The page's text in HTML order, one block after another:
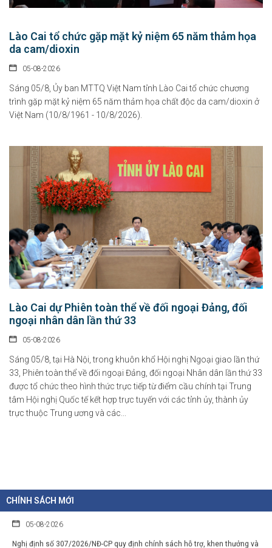
Lào Cai tổ chức gặp mặt kỷ niệm 65 năm thảm họa
da cam/dioxin
05-08-2026
Sáng 05/8, Ủy ban MTTQ Việt Nam tỉnh Lào Cai tổ chức chương
trình gặp mặt kỷ niệm 65 năm thảm họa chất độc da cam/dioxin ở
Việt Nam (10/8/1961 - 10/8/2026).
Lào Cai dự Phiên toàn thể về đối ngoại Đảng, đối
ngoại nhân dân lần thứ 33
05-08-2026
Sáng 05/8, tại Hà Nội, trong khuôn khổ Hội nghị Ngoại giao lần thứ
33, Phiên toàn thể về đối ngoại Đảng, đối ngoại Nhân dân lần thứ 33
được tổ chức theo hình thức trực tiếp từ điểm cầu chính tại Trung
tâm Hội nghị Quốc tế kết hợp trực tuyến với các tỉnh ủy, thành ủy
trực thuộc Trung ương và các...
CHÍNH SÁCH MỚI
Chính sách hỗ trợ doanh nghiệp và thu hút đầu tư trong lĩnh vực
văn hóa số
07-08-2026
Tại Nghị định số 277/2026/NĐ-CP, Chính phủ quy định cụ thể chính sách hỗ...
Chỉ thị của Thủ tướng Chính phủ về các nhiệm vụ trọng tâm năm
học 2026 - 2027
06-08-2026
thiểu số
05-08-2026
Nghị định số 307/2026/NĐ-CP quy định chính sách hỗ trợ, khen thưởng và
tôn...